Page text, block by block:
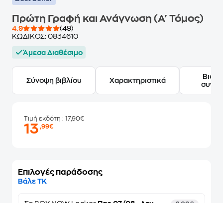
Πρώτη Γραφή και Ανάγνωση (Α' Τόμος)
4.9
(49)
ΚΩΔΙΚΟΣ: 0834610
Άμεσα Διαθέσιμο
Σύνοψη βιβλίου Χαρακτηριστικά
Τιμή εκδότη : 17,90€
13,99€
Επιλογές παράδοσης
Βάλε ΤΚ